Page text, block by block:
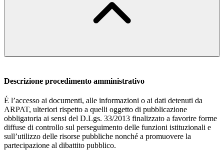
Descrizione procedimento amministrativo
É l’accesso ai documenti, alle informazioni o ai dati detenuti da
ARPAT, ulteriori rispetto a quelli oggetto di pubblicazione
obbligatoria ai sensi del D.Lgs. 33/2013 finalizzato a favorire forme
diffuse di controllo sul perseguimento delle funzioni istituzionali e
sull’utilizzo delle risorse pubbliche nonché a promuovere la
partecipazione al dibattito pubblico.